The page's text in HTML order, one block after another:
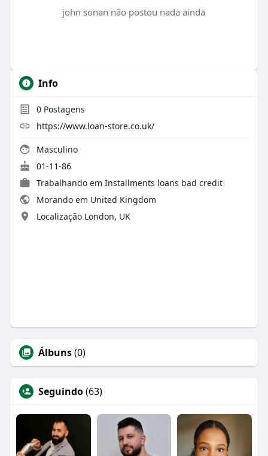
john sonan não postou nada ainda
Info
0Postagens
https://www.loan-store.co.uk/
Masculino
01-11-86
Trabalhando em Installments loans bad credit
Morando em United Kingdom
Localização London, UK
Álbuns(0)
Seguindo(63)